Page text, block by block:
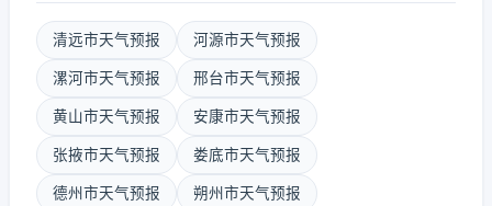
清远市天气预报 河源市天气预报
漯河市天气预报 邢台市天气预报
黄山市天气预报 安康市天气预报
张掖市天气预报 娄底市天气预报
德州市天气预报 朔州市天气预报